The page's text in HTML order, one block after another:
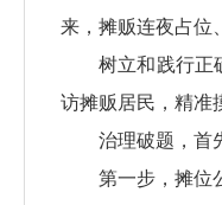
来，摊贩连夜占位
树立和践行正
访摊贩居民，精准
治理破题，首
第一步，摊位